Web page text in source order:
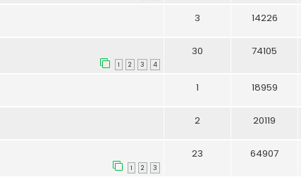
3 14226
1 2 3 4
30 74105
1 18959
2 20119
1 2 3
23 64907